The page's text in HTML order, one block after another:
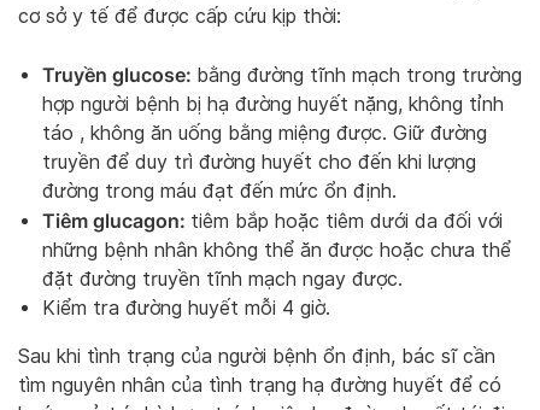
cơ sở y tế để được cấp cứu kịp thời:
Truyền glucose: bằng đường tĩnh mạch trong trường
hợp người bệnh bị hạ đường huyết nặng, không tỉnh
táo , không ăn uống bằng miệng được. Giữ đường
truyền để duy trì đường huyết cho đến khi lượng
đường trong máu đạt đến mức ổn định.
Tiêm glucagon: tiêm bắp hoặc tiêm dưới da đối với
những bệnh nhân không thể ăn được hoặc chưa thể
đặt đường truyền tĩnh mạch ngay được.
Kiểm tra đường huyết mỗi 4 giờ.
Sau khi tình trạng của người bệnh ổn định, bác sĩ cần
tìm nguyên nhân của tình trạng hạ đường huyết để có